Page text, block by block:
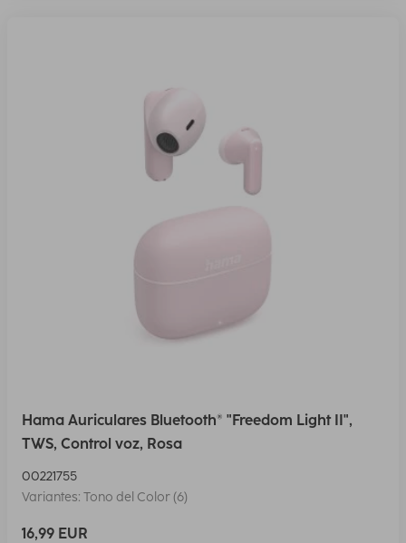
Hama Auriculares Bluetooth® "Freedom Light II",
TWS, Control voz, Rosa
00221755
Variantes: Tono del Color (6)
16,99 EUR